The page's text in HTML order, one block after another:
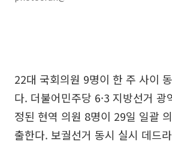
22대 국회의원 9명이 한 주 사이
다. 더불어민주당 6·3 지방선거 광
정된 현역 의원 8명이 29일 일괄
출한다. 보궐선거 동시 실시 데드